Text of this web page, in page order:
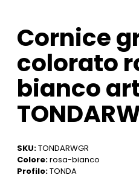
Cornice
colorato
bianco
SKU:TONDARWGR
Colore:rosa-bianco
Profilo:TONDA